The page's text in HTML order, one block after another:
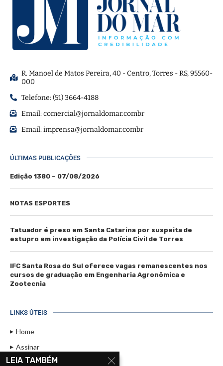
R. Manoel de Matos Pereira, 40 - Centro, Torres - RS, 95560-
000
Telefone: (51) 3664-4188
Email:comercial@jornaldomar.combr
Email:imprensa@jornaldomar.combr
ÚLTIMAS PUBLICAÇÕES
Edição 1380 – 07/08/2026
NOTAS ESPORTES
Tatuador é preso em Santa Catarina por suspeita de
estupro em investigação da Polícia Civil de Torres
IFC Santa Rosa do Sul oferece vagas remanescentes nos
cursos de graduação em Engenharia Agronômica e
Zootecnia
LINKS ÚTEIS
Home
Assinar
Contato
LEIA TAMBÉM